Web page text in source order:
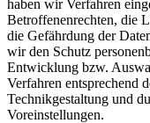
haben wir Verfahren
Betroffenenrechten, die
die Gefährdung der
wir den Schutz
Entwicklung bzw.
Verfahren entsprechend
Technikgestaltung und
Voreinstellungen.